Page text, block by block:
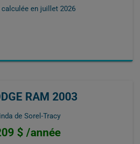
calculée en juillet 2026
RAM 2003
de Sorel-Tracy
$ /année